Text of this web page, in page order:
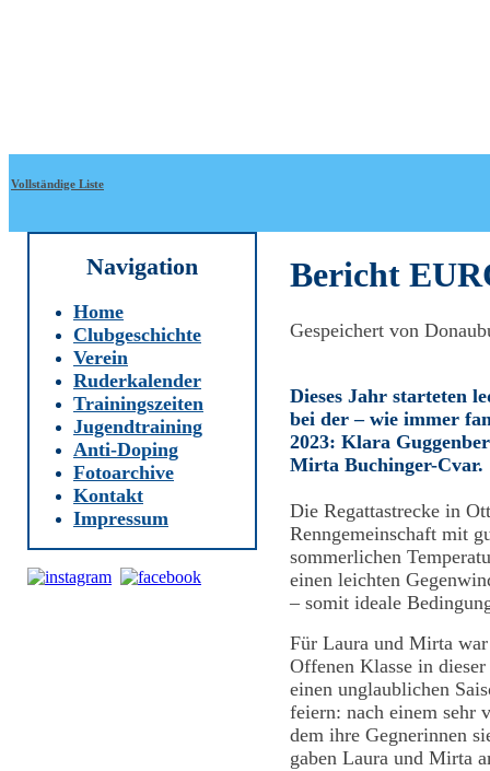
Vollständige Liste
Navigation
Home
Clubgeschichte
Verein
Ruderkalender
Trainingszeiten
Jugendtraining
Anti-Doping
Fotoarchive
Kontakt
Impressum
Bericht
Gespeichert von
Dieses Jahr starteten
bei der – wie immer
2023: Klara
Mirta Buchinger-Cvar.
Die Regattastrecke in
Renngemeinschaft mit
sommerlichen
einen leichten
– somit ideale
Für Laura und Mirta war
Offenen Klasse in
einen unglaublichen
feiern: nach einem sehr
dem ihre Gegnerinnen
gaben Laura und Mirta